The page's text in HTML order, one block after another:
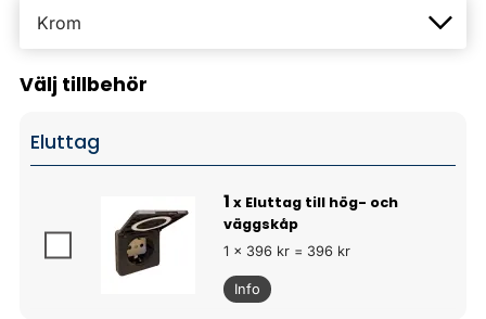
Välj tillbehör
Eluttag
1 x Eluttag till hög- och
väggskåp
1 x 396 kr = 396 kr
Info